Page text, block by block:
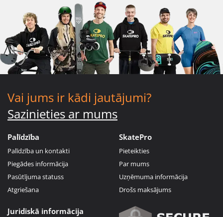
Vai jums ir kādi jautājumi?
Sazinieties ar mums
Palīdzība
Palīdzība un kontakti
Piegādes informācija
Pasūtījuma statuss
Atgriešana
SkatePro
Pieteikties
Par mums
Uzņēmuma informācija
Drošs maksājums
Juridiskā informācija